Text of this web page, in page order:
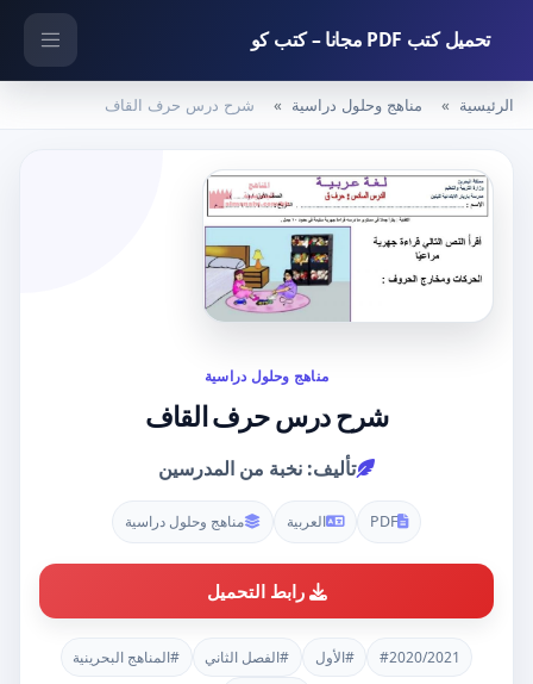
تحميل كتب PDF مجانا – كتب كو
الرئيسية مناهج وحلول دراسية شرح درس حرف القاف
مناهج وحلول دراسية
شرح درس حرف القاف
تأليف: نخبة من المدرسين
PDF العربية مناهج وحلول دراسية
رابط التحميل
#2020/2021 #الأول #الفصل الثاني
#المناهج البحرينية